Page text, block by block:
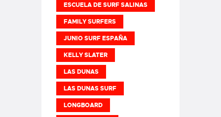
ESCUELA DE SURF SALINAS
FAMILY SURFERS
JUNIO SURF ESPAÑA
KELLY SLATER
LAS DUNAS
LAS DUNAS SURF
LONGBOARD